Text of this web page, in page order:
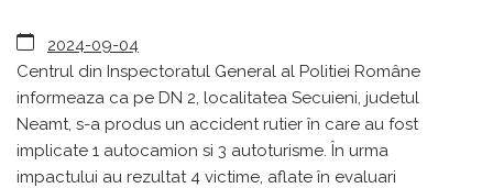
2024-09-04
Centrul din Inspectoratul General al Politiei Române
informeaza ca pe DN 2, localitatea Secuieni, judetul
Neamt, s-a produs un accident rutier în care au fost
implicate 1 autocamion si 3 autoturisme. În urma
impactului au rezultat 4 victime, aflate în evaluari